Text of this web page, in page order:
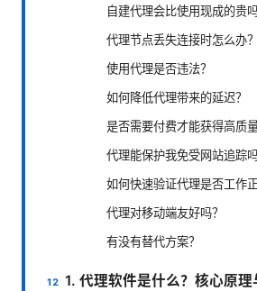
自建代理会比使用现成的贵吗
代理节点丢失连接时怎么办？
使用代理是否违法？
如何降低代理带来的延迟？
是否需要付费才能获得高质量
代理能保护我免受网站追踪吗
如何快速验证代理是否工作正
代理对移动端友好吗？
有没有替代方案？
1. 代理软件是什么？核心原理